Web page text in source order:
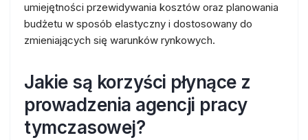
umiejętności przewidywania kosztów oraz planowania
budżetu w sposób elastyczny i dostosowany do
zmieniających się warunków rynkowych.
Jakie są korzyści płynące z
prowadzenia agencji pracy
tymczasowej?